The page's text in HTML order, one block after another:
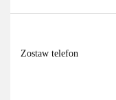
Zostaw telefon